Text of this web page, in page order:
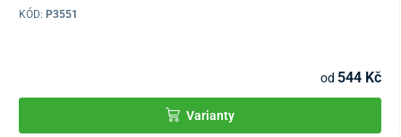
KÓD: P3551
od 544 Kč
Varianty